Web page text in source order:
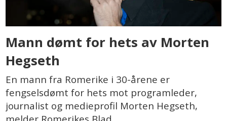
Mann dømt for hets av Morten
Hegseth
En mann fra Romerike i 30-årene er
fengselsdømt for hets mot programleder,
journalist og medieprofil Morten Hegseth,